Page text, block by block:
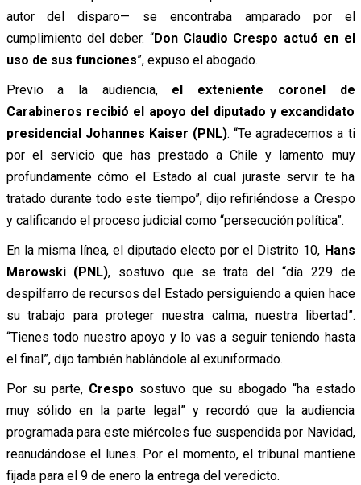
autor del disparo— se encontraba amparado por el
cumplimiento del deber. “Don Claudio Crespo actuó en el
uso de sus funciones”, expuso el abogado.
Previo a la audiencia, el exteniente coronel de
Carabineros recibió el apoyo del diputado y excandidato
presidencial Johannes Kaiser (PNL). “Te agradecemos a ti
por el servicio que has prestado a Chile y lamento muy
profundamente cómo el Estado al cual juraste servir te ha
tratado durante todo este tiempo”, dijo refiriéndose a Crespo
y calificando el proceso judicial como “persecución política”.
En la misma línea, el diputado electo por el Distrito 10, Hans
Marowski (PNL), sostuvo que se trata del “día 229 de
despilfarro de recursos del Estado persiguiendo a quien hace
su trabajo para proteger nuestra calma, nuestra libertad”.
“Tienes todo nuestro apoyo y lo vas a seguir teniendo hasta
el final”, dijo también hablándole al exuniformado.
Por su parte, Crespo sostuvo que su abogado “ha estado
muy sólido en la parte legal” y recordó que la audiencia
programada para este miércoles fue suspendida por Navidad,
reanudándose el lunes. Por el momento, el tribunal mantiene
fijada para el 9 de enero la entrega del veredicto.